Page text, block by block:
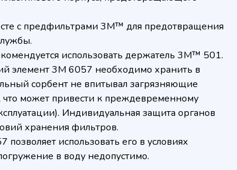
с предфильтрами 3M™ для предотвращения
использовать держатель 3М™ 501.
элемент 3M 6057 необходимо хранить в
сорбент не впитывал загрязняющие
может привести к преждевременному
Индивидуальная защита органов
хранения фильтров.
использовать его в условиях
в воду недопустимо.